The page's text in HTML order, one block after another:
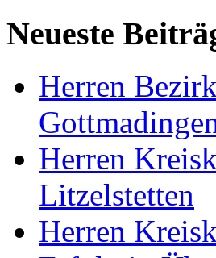
Neueste
Herren
Herren
Litzelstetten
Herren